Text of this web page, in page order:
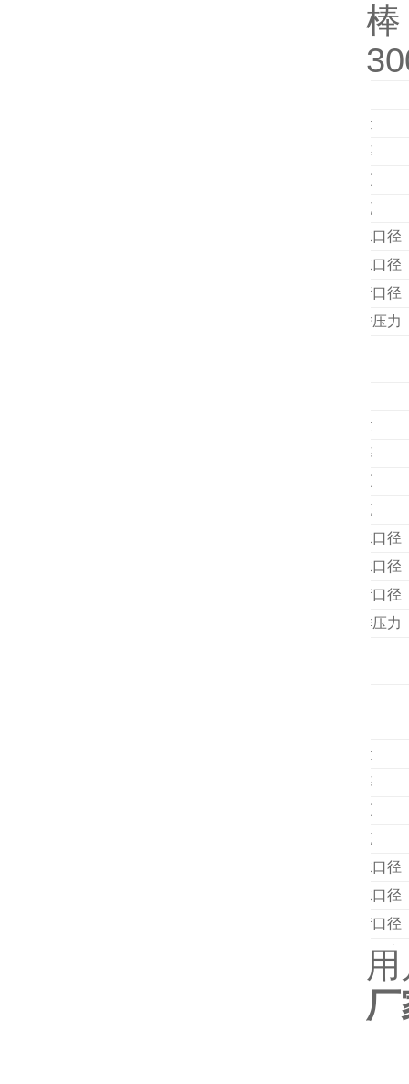
棒
容量
功率
电压
电流
进水口径
出水口径
排污口径
工作压力
容量
功率
电压
电流
进水口径
出水口径
排污口径
工作压力
容量
功率
电压
电流
进水口径
出水口径
排污口径
工作压力
外形尺寸
装箱尺寸